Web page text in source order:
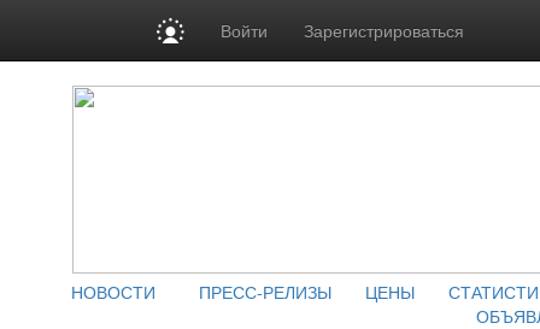
Войти Зарегистрироваться
НОВОСТИ ПРЕСС-РЕЛИЗЫ ЦЕНЫ